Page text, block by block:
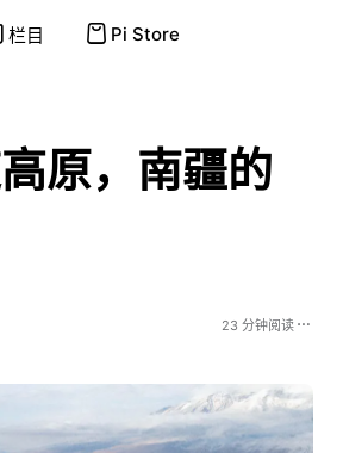
栏目 Pi Store
原，南疆的
23 分钟阅读